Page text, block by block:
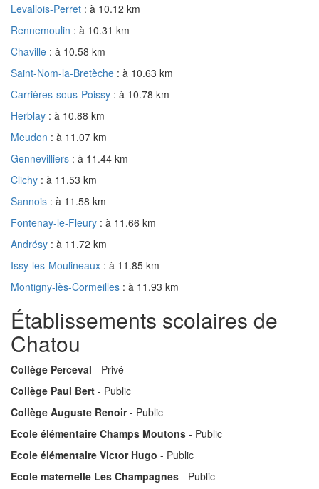
Levallois-Perret : à 10.12 km
Rennemoulin : à 10.31 km
Chaville : à 10.58 km
Saint-Nom-la-Bretèche : à 10.63 km
Carrières-sous-Poissy : à 10.78 km
Herblay : à 10.88 km
Meudon : à 11.07 km
Gennevilliers : à 11.44 km
Clichy : à 11.53 km
Sannois : à 11.58 km
Fontenay-le-Fleury : à 11.66 km
Andrésy : à 11.72 km
Issy-les-Moulineaux : à 11.85 km
Montigny-lès-Cormeilles : à 11.93 km
Établissements scolaires de
Chatou
Collège Perceval - Privé
Collège Paul Bert - Public
Collège Auguste Renoir- Public
Ecole élémentaire Champs Moutons - Public
Ecole élémentaire Victor Hugo - Public
Ecole maternelle Les Champagnes - Public